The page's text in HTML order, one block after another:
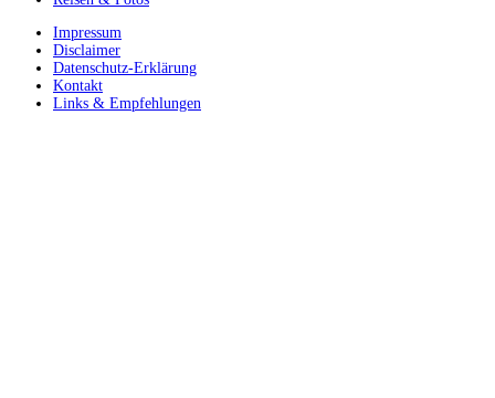
Impressum
Disclaimer
Datenschutz-Erklärung
Kontakt
Links & Empfehlungen